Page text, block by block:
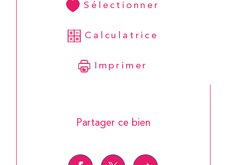
Sélectionner
Calculatrice
Imprimer
Partager ce bien